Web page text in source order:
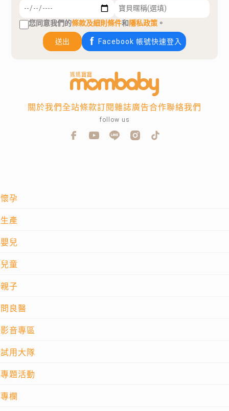
您同意我們的條款及細則條件和隱私政策 。
送出 Facebook 帳號快速登入
懷孕
生產
嬰兒
兒童
親子
問良醫
影音專區
試用大隊
專題活動
專欄
關於我們全站條款訂閱雜誌廣告合作聯絡我們
follow us